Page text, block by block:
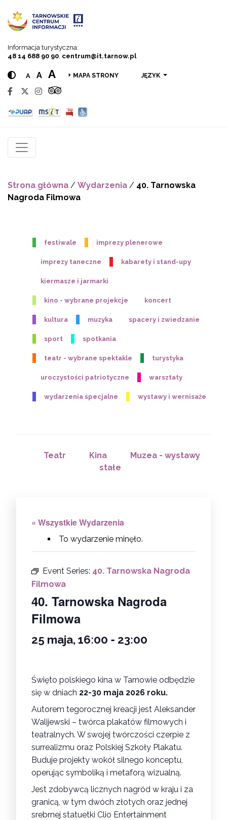
Informacja turystyczna:
48 14 688 90 90 centrum@it.tarnow.pl
A A A MAPA STRONY JĘZYK
Strona główna / Wydarzenia / 40. Tarnowska
Nagroda Filmowa
festiwale imprezy plenerowe
imprezy taneczne kabarety i stand-upy
kiermasze i jarmarki
kino - wybrane projekcje koncert
kultura muzyka spacery i zwiedzanie
sport spotkania
teatr - wybrane spektakle turystyka
uroczystości patriotyczne warsztaty
wydarzenia specjalne wystawy i wernisaże
Teatr Kina
Muzea - wystawy
stałe
« Wszystkie Wydarzenia
To wydarzenie minęło.
Event Series: 40. Tarnowska Nagroda
Filmowa
40. Tarnowska Nagroda
Filmowa
25 maja, 16:00 - 23:00
Święto polskiego kina w Tarnowie odbędzie
się w dniach 22-30 maja 2026 roku.
Autorem tegorocznej kreacji jest Aleksander
Walijewski – twórca plakatów filmowych i
teatralnych. W swojej twórczości czerpie z
surrealizmu oraz Polskiej Szkoły Plakatu.
Buduje projekty wokół silnego konceptu,
operując symboliką i metaforą wizualną.
Jest zdobywcą licznych nagród w kraju i za
granicą, w tym dwóch złotych oraz jednej
srebrnej statuetki Clio Entertainment